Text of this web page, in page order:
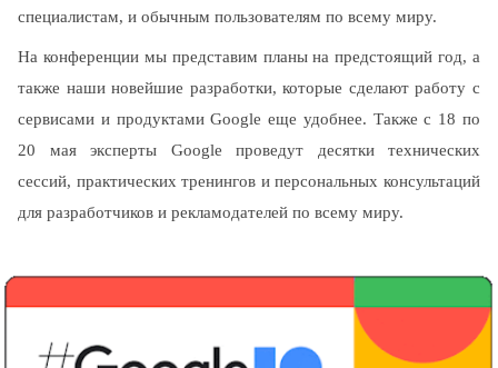
специалистам, и обычным пользователям по всему миру.
На конференции мы представим планы на предстоящий год, а
также наши новейшие разработки, которые сделают работу с
сервисами и продуктами Google еще удобнее. Также с 18 по
20 мая эксперты Google проведут десятки технических
сессий, практических тренингов и персональных консультаций
для разработчиков и рекламодателей по всему миру.